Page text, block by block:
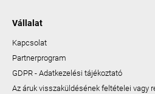
Vállalat
Kapcsolat
Partnerprogram
GDPR - Adatkezelési tájékoztató
Az áruk visszaküldésének feltételei vagy